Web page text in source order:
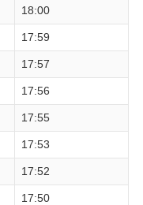
18:00
17:59
17:57
17:56
17:55
17:53
17:52
17:50